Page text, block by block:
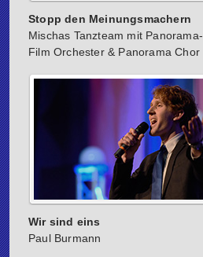
Stopp den Meinungsmachern
Mischas Tanzteam mit Panorama-
Film Orchester & Panorama Chor
Wir sind eins
Paul Burmann